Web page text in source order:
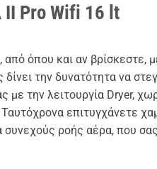
II Pro Wifi 16 lt
όπου και αν βρίσκεστε,
την δυνατότητα να
με την λειτουργία Dryer,
επιτυγχάνετε
ροής αέρα, που